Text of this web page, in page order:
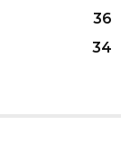
36
34